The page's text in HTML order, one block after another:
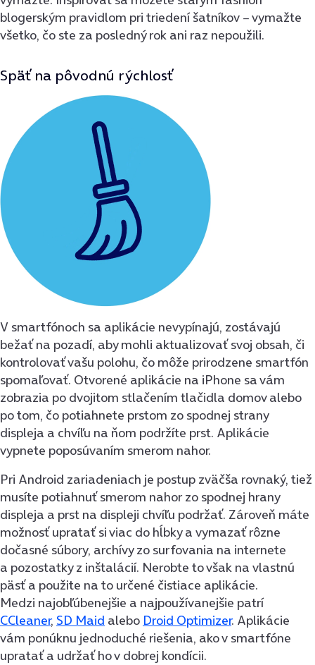
blogerským pravidlom pri triedení šatníkov − vymažte
všetko, čo ste za posledný rok ani raz nepoužili.
Späť na pôvodnú rýchlosť
V smartfónoch sa aplikácie nevypínajú, zostávajú
bežať na pozadí, aby mohli aktualizovať svoj obsah, či
kontrolovať vašu polohu, čo môže prirodzene smartfón
spomaľovať. Otvorené aplikácie na iPhone sa vám
zobrazia po dvojitom stlačením tlačidla domov alebo
po tom, čo potiahnete prstom zo spodnej strany
displeja a chvíľu na ňom podržíte prst. Aplikácie
vypnete poposúvaním smerom nahor.
Pri Android zariadeniach je postup zväčša rovnaký, tiež
musíte potiahnuť smerom nahor zo spodnej hrany
displeja a prst na displeji chvíľu podržať. Zároveň máte
možnosť upratať si viac do hĺbky a vymazať rôzne
dočasné súbory, archívy zo surfovania na internete
a pozostatky z inštalácií. Nerobte to však na vlastnú
päsť a použite na to určené čistiace aplikácie.
Medzi najobľúbenejšie a najpoužívanejšie patrí
CCleaner, SD Maid alebo Droid Optimizer. Aplikácie
vám ponúknu jednoduché riešenia, ako v smartfóne
upratať a udržať ho v dobrej kondícii.